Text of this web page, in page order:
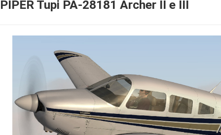
PIPER Tupi PA-28181 Archer II e III